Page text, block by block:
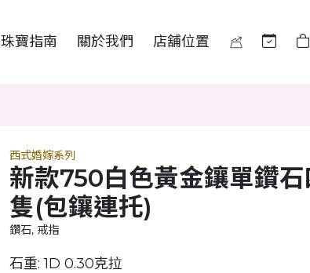
珠寶指南 關於我們 店舖位置
西式婚嫁系列
新款750白色黃金鑲單鑽
隻(包鑲連托)
鑽石, 戒指
石重: 1D 0.30克拉